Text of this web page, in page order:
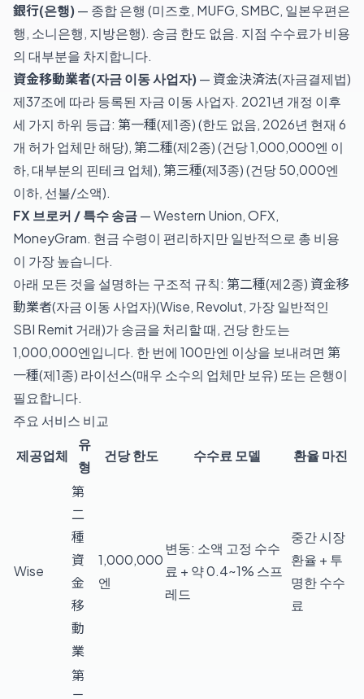
銀行(은행)— 종합 은행 (미즈호, MUFG, SMBC, 일본우편은
행, 소니은행, 지방은행). 송금 한도 없음. 지점 수수료가 비용
의 대부분을 차지합니다.
資金移動業者(자금 이동 사업자)— 資金決済法(자금결제법)
제37조에 따라 등록된 자금 이동 사업자. 2021년 개정 이후
세 가지 하위 등급: 第一種(제1종) (한도 없음, 2026년 현재 6
개 허가 업체만 해당), 第二種(제2종) (건당 1,000,000엔 이
하, 대부분의 핀테크 업체), 第三種(제3종) (건당 50,000엔
이하, 선불/소액).
FX 브로커 / 특수 송금— Western Union, OFX,
MoneyGram. 현금 수령이 편리하지만 일반적으로 총 비용
이 가장 높습니다.
아래 모든 것을 설명하는 구조적 규칙: 第二種(제2종) 資金移
動業者(자금 이동 사업자)(Wise, Revolut, 가장 일반적인
SBI Remit 거래)가 송금을 처리할 때, 건당 한도는
1,000,000엔입니다. 한 번에 100만엔 이상을 보내려면 第
一種(제1종) 라이선스(매우 소수의 업체만 보유) 또는 은행이
필요합니다.
주요 서비스 비교
제공업체
유
형
건당 한도 수수료 모델 환율 마진
Wise
第
二
種
資
金
移
動
業
1,000,000
엔
변동: 소액 고정 수수
료 + 약 0.4~1% 스프
레드
중간 시장
환율 + 투
명한 수수
료
第